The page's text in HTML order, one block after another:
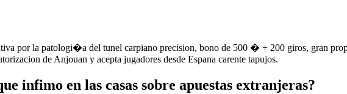
por la patologi�a del tunel carpiano precision, bono de 500 � + 200 giros, gran
de Anjouan y acepta jugadores desde Espana carente tapujos.
infimo en las casas sobre apuestas extranjeras?